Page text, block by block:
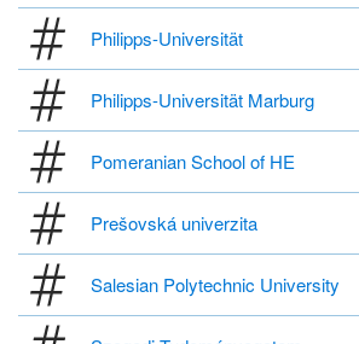
Philipps-Universität
Philipps-Universität Marburg
Pomeranian School of HE
Prešovská univerzita
Salesian Polytechnic University